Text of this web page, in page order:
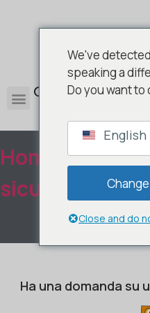
0
Home /
sicurezza
/
Ha una domanda su
We've
speaking a
Do you want to
English
Close and do